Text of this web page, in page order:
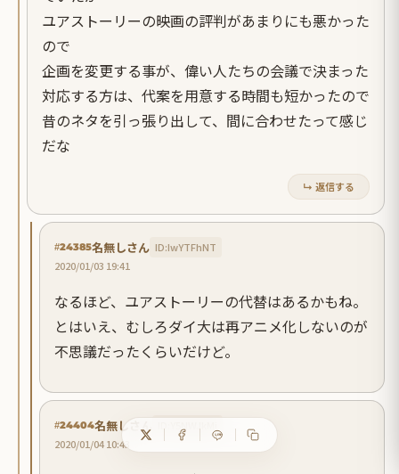
ユアストーリーの映画の評判があまりにも悪かった
ので
企画を変更する事が、偉い人たちの会議で決まった
対応する方は、代案を用意する時間も短かったので
昔のネタを引っ張り出して、間に合わせたって感じ
だな
↳ 返信する
#24385名無しさん ID:IwYTFhNT
2020/01/03 19:41
なるほど、ユアストーリーの代替はあるかもね。
とはいえ、むしろダイ大は再アニメ化しないのが
不思議だったくらいだけど。
#24404名無しさん
2020/01/04 10:43